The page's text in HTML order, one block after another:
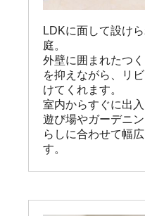
LDKに面して設け
庭。
外壁に囲まれたつ
を抑えながら、リ
けてくれます。
室内からすぐに出
遊び場やガーデニ
らしに合わせて幅
す。